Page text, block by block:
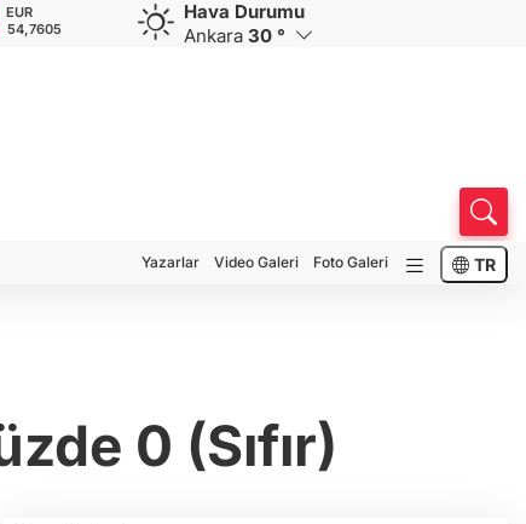
GBP
63,8213
CHF
58,5244
CAD
33,9520
Hava Durumu
Ankara 30 °
Yazarlar Video Galeri Foto Galeri TR
0 (Sıfır)